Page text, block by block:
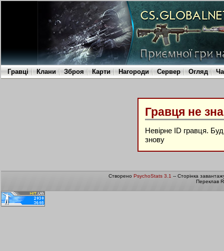
Гравці Клани Зброя Карти Нагороди Сервер Огляд
Гравця не
Невірне ID гравця.
знову
Створено PsychoStats 3.1 -- Сторінка
Переклав